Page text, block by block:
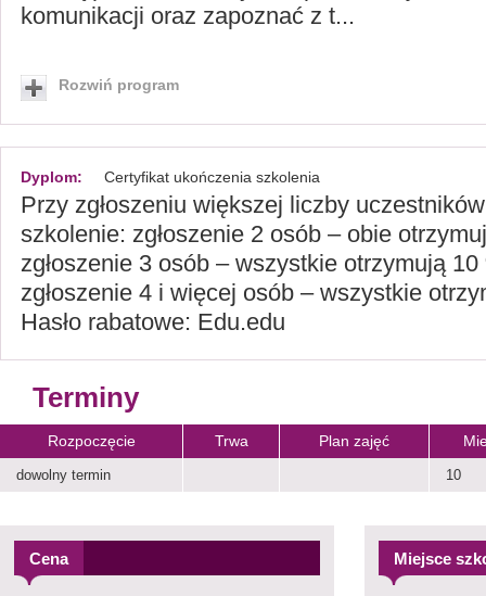
komunikacji oraz zapoznać z t...
Rozwiń program
Dyplom: Certyfikat ukończenia szkolenia
Przy zgłoszeniu większej liczby
szkolenie: zgłoszenie 2 osób – obie
zgłoszenie 3 osób – wszystkie otrzymują
zgłoszenie 4 i więcej osób – wszystkie
Hasło rabatowe: Edu.edu
Terminy
Rozpoczęcie Trwa Plan zajęć
dowolny termin 10
Cena Miejsce